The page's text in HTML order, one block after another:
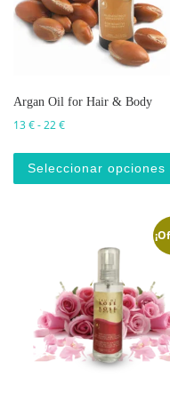
Argan Oil for Hair & Body
13€-22€Rango de precios:
Seleccionar opciones